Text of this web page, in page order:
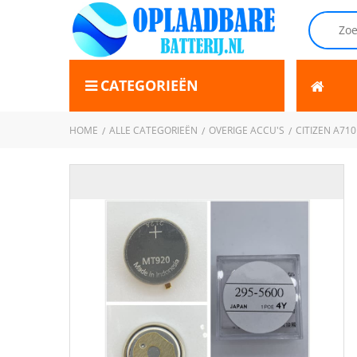
CATEGORIEËN
HOME ALLE CATEGORIEËN OVERIGE ACCU'S CITIZEN A710